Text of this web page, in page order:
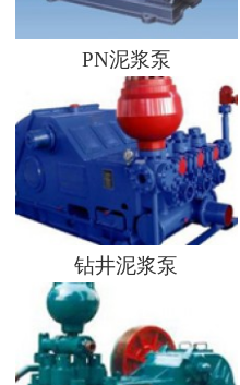
PN泥浆泵
钻井泥浆泵